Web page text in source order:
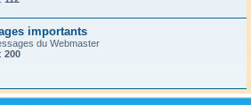
importants
du Webmaster
200